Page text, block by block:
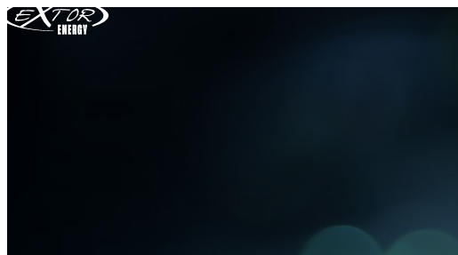
Skip to content